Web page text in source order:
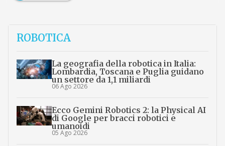
ROBOTICA
La geografia della robotica in Italia:
Lombardia, Toscana e Puglia guidano
un settore da 1,1 miliardi
06 Ago 2026
Ecco Gemini Robotics 2: la Physical AI
di Google per bracci robotici e
umanoidi
05 Ago 2026